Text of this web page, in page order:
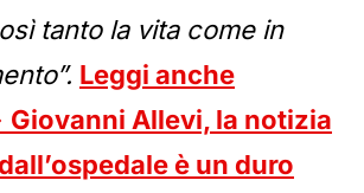
tanto la vita come in
Leggi anche
Giovanni Allevi, la notizia
è un duro